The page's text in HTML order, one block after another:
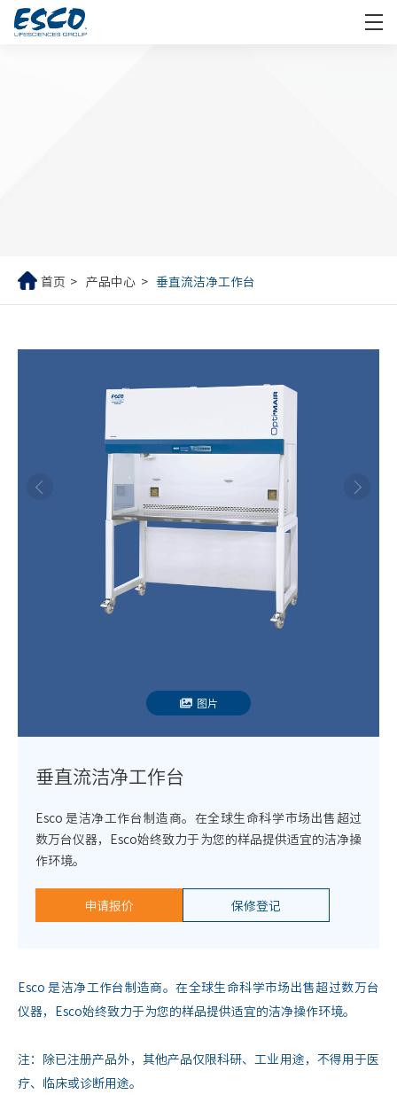
首页 产品中心 垂直流洁净工作台
垂直流洁净工作台
Esco 是洁净工作台制造商。在全球生命科学市场出售超过
数万台仪器，Esco始终致力于为您的样品提供适宜的洁净操
作环境。
申请报价 保修登记
图片
Esco 是洁净工作台制造商。在全球生命科学市场出售超过数万台
仪器，Esco始终致力于为您的样品提供适宜的洁净操作环境。
注：除已注册产品外，其他产品仅限科研、工业用途，不得用于医
疗、临床或诊断用途。